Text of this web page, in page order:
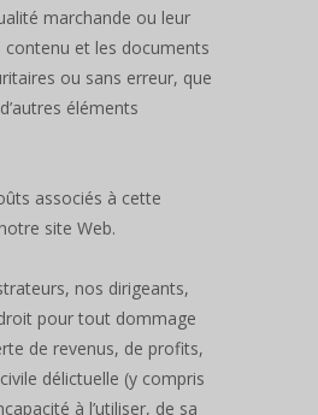
marchande ou leur
et les documents
ou sans erreur, que
éléments
associés à cette
site Web.
nos dirigeants,
pour tout dommage
de revenus, de profits,
délictuelle (y compris
à l’utiliser, de sa